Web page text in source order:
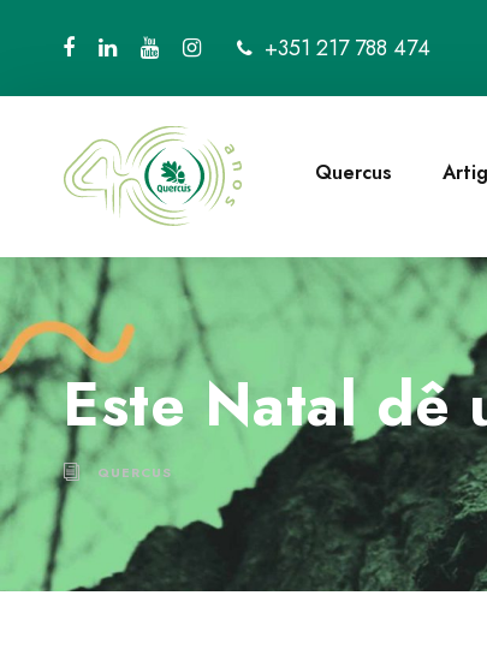
+351 217 788 474
Quercus
Este Natal dê
QUERCUS